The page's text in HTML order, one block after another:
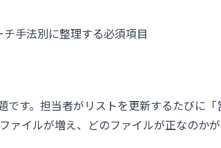
手法別に整理する必須項目
です。担当者がリストを更新するたびに
イルが増え、どのファイルが正なのか